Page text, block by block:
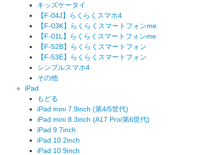
キッズケータイ
【F-04J】らくらくスマホ4
【F-03K】らくらくスマートフォンme
【F-01L】らくらくスマートフォンme
【F-52B】らくらくスマートフォン
【F-53E】らくらくスマートフォン
シンプルスマホ4
その他
iPad
もどる
iPad mini 7.9inch (第4/5世代)
iPad mini 8.3inch (A17 Pro/第6世代)
iPad 9.7inch
iPad 10.2inch
iPad 10.9inch